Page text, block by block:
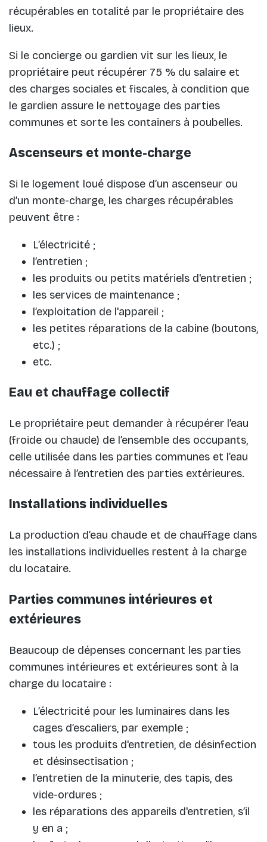
récupérables en totalité par le propriétaire des
lieux.
Si le concierge ou gardien vit sur les lieux, le
propriétaire peut récupérer 75 % du salaire et
des charges sociales et fiscales, à condition que
le gardien assure le nettoyage des parties
communes et sorte les containers à poubelles.
Ascenseurs et monte-charge
Si le logement loué dispose d’un ascenseur ou
d’un monte-charge, les charges récupérables
peuvent être :
L’électricité ;
l’entretien ;
les produits ou petits matériels d'entretien ;
les services de maintenance ;
l’exploitation de l'appareil ;
les petites réparations de la cabine (boutons,
etc.) ;
etc.
Eau et chauffage collectif
Le propriétaire peut demander à récupérer l’eau
(froide ou chaude) de l’ensemble des occupants,
celle utilisée dans les parties communes et l’eau
nécessaire à l’entretien des parties extérieures.
Installations individuelles
La production d’eau chaude et de chauffage dans
les installations individuelles restent à la charge
du locataire.
Parties communes intérieures et
extérieures
Beaucoup de dépenses concernant les parties
communes intérieures et extérieures sont à la
charge du locataire :
L’électricité pour les luminaires dans les
cages d’escaliers, par exemple ;
tous les produits d'entretien, de désinfection
et désinsectisation ;
l’entretien de la minuterie, des tapis, des
vide-ordures ;
les réparations des appareils d'entretien, s’il
y en a ;